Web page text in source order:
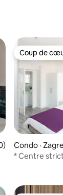
de 4,88 sur
Coup de
Coup de
Condo ·
* Centre strict